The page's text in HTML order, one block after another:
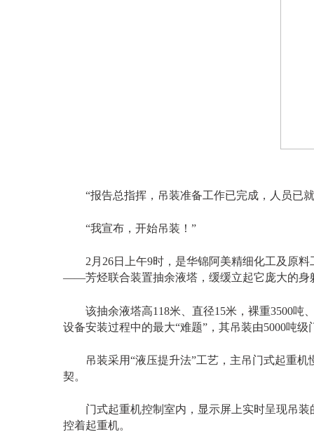
“报告总指挥，吊装准备工作已完成，人员已就
“我宣布，开始吊装！”
2月26日上午9时，是华锦阿美精细化工及原料
——芳烃联合装置抽余液塔，缓缓立起它庞大的身
该抽余液塔高118米、直径15米，裸重3500吨
设备安装过程中的最大“难题”，其吊装由5000吨
吊装采用“液压提升法”工艺，主吊门式起重
契。
门式起重机控制室内，显示屏上实时呈现吊装
控着起重机。